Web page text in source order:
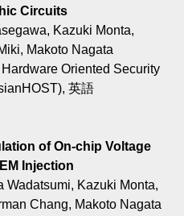
Circuits
Kazuki Monta,
Makoto Nagata
Oriented Security
英語
of On-chip Voltage
Injection
Wadatsumi, Kazuki Monta,
Chang, Makoto Nagata